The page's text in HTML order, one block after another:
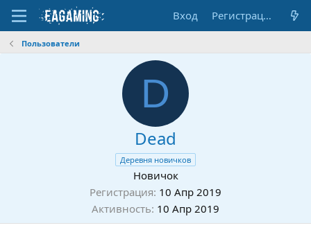
Вход Регистрация
Пользователи
D
Dead
Деревня новичков
Новичок
Регистрация 10 Апр 2019
Активность 10 Апр 2019